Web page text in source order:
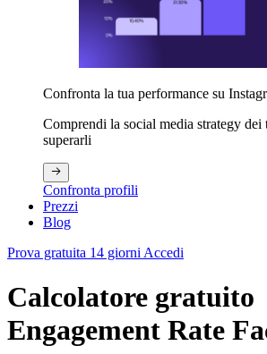
Confronta la tua performance su
Comprendi la social media strategy
superarli
Confronta profili
Prezzi
Blog
Prova gratuita 14 giorniAccedi
Calcolatore gratuito
Engagement Rate